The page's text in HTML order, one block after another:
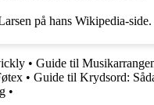
på hans Wikipedia-side.
• Guide til
• Guide til Krydsord:
•